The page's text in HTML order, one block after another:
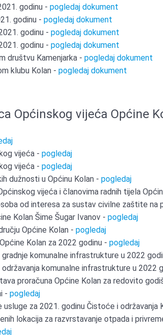
godinu -pogledaj dokument
godinu -pogledaj dokument
godinu -pogledaj dokument
godinu -pogledaj dokument
društvu Kamenjarka -pogledaj dokument
klubu Kolan -pogledaj dokument
Općinskog vijeća Općine
vijeća -pogledaj
vijeća -pogledaj
dužnosti u Općinu Kolan -pogledaj
vijeća i članovima radnih tijela
od interesa za sustav civilne zaštite na
Kolan Šime Šugar Ivanov -pogledaj
Općine Kolan -pogledaj
Kolan za 2022 godinu -pogledaj
gradnje komunalne infrastrukture u 2022
održavanja komunalne infrastrukture u 2022
proračuna Općine Kolan za redovito
-pogledaj
za 2021. godinu Čistoće i održavanja
lokacija za razvrstavanje otpada i